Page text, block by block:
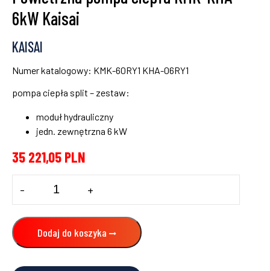
6kW Kaisai
KAISAI
Numer katalogowy: KMK-60RY1 KHA-06RY1
pompa ciepła split – zestaw:
moduł hydrauliczny
jedn. zewnętrzna 6 kW
35 221,05 PLN
Powietrzna
pompa
ciepła
KMK-
KHA
6kW
- +
Dodaj do koszyka